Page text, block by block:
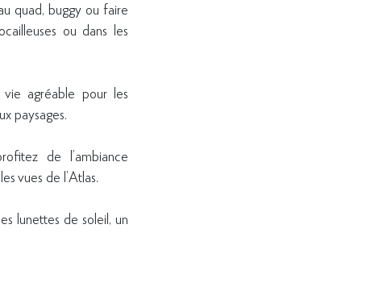
quad, buggy ou faire
ou dans les
agréable pour les
paysages.
de l’ambiance
vues de l’Atlas.
lunettes de soleil, un